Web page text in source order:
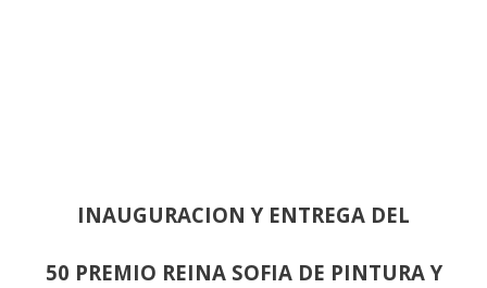
INAUGURACION Y ENTREGA DEL
50 PREMIO REINA SOFIA DE PINTURA Y